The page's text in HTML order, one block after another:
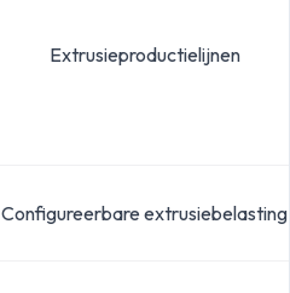
Extrusieproductielijnen
Configureerbare extrusiebelasting